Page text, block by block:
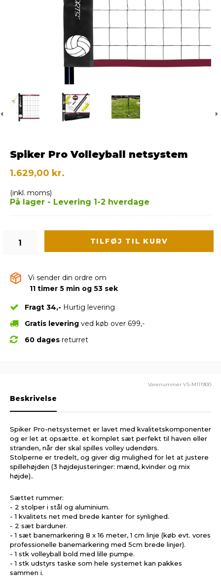
Spiker Pro Volleyball netsystem
1.629,00 kr.
(inkl. moms)
På lager - Levering 1-2 hverdage
TILFØJ TIL KURV
Vi sender din ordre om
11 timer 5 min og 52 sek
Fragt 34,- Hurtig levering
Gratis levering ved køb over 699,-
60 dages returret
Varenummer VS-M111900
Beskrivelse
Spiker Pro-netsystemet er lavet med kvalitetskomponenter
og er let at opsætte. et komplet sæt perfekt til haven eller
stranden, når der skal spilles volley udendørs.
Stolperne er tredelt, og giver dig mulighed for let at justere
spillehøjden (3 højdejusteringer: mænd, kvinder og mix
højde)..
Sættet rummer:
- 2 stolper i stål og aluminium.
- 1 kvalitets net med brede kanter for synlighed.
- 2 sæt barduner.
- 1 sæt banemarkering 8 x 16 meter, 1 cm linje (køb evt. vores
professionelle banemarkering med 5cm brede linjer).
- 1 stk volleyball bold med lille pumpe.
- 1 stk udstyrs taske som hele systemet kan pakkes
sammen i.